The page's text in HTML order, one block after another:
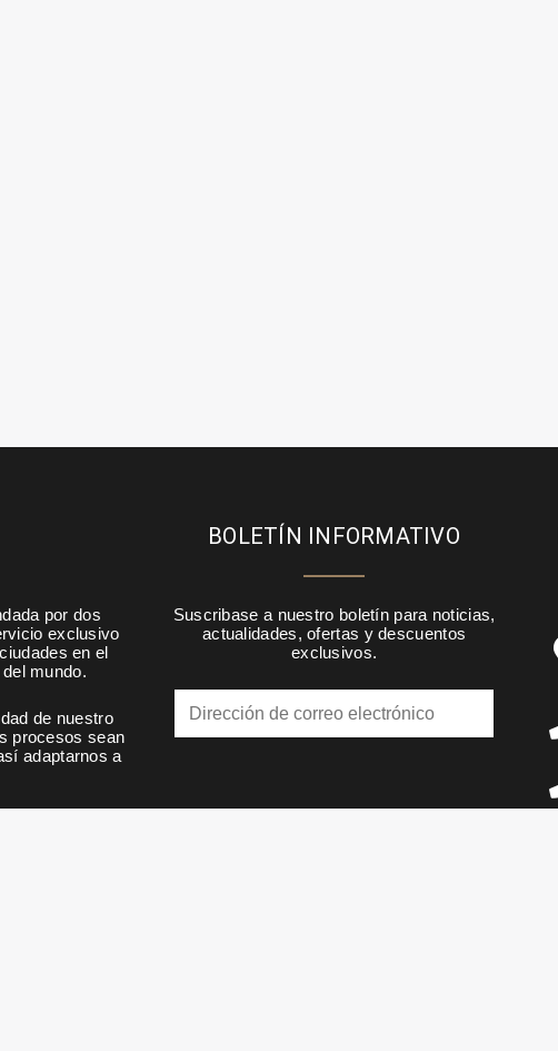
por dos
exclusivo
en el
mundo.
de nuestro
procesos sean
adaptarnos a
BOLETÍN INFORMATIVO
Suscribase a nuestro boletín para noticias,
actualidades, ofertas y descuentos
exclusivos.